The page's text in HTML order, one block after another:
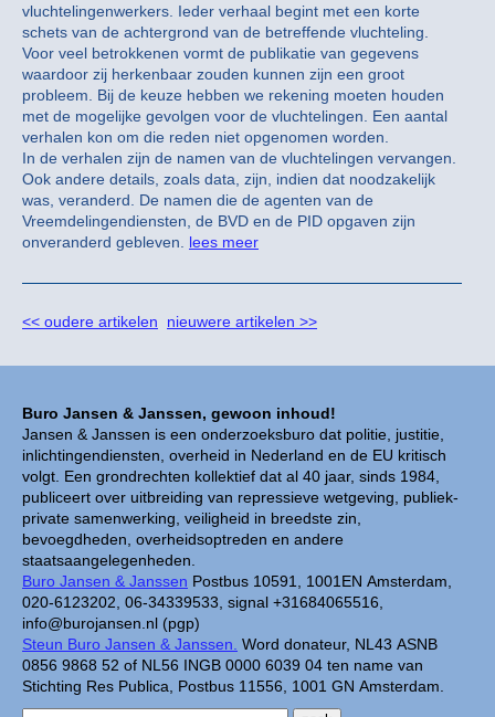
Buro Jansen & Janssen, gewoon inhoud!
Jansen & Janssen is een onderzoeksburo dat politie, justitie,
inlichtingendiensten, overheid in Nederland en de EU kritisch
volgt. Een grondrechten kollektief dat al 40 jaar, sinds 1984,
publiceert over uitbreiding van repressieve wetgeving, publiek-
private samenwerking, veiligheid in breedste zin,
bevoegdheden, overheidsoptreden en andere
staatsaangelegenheden.
Buro Jansen & Janssen Postbus 10591, 1001EN Amsterdam,
020-6123202, 06-34339533, signal +31684065516,
info@burojansen.nl (pgp)
Steun Buro Jansen & Janssen. Word donateur, NL43 ASNB
0856 9868 52 of NL56 INGB 0000 6039 04 ten name van
Stichting Res Publica, Postbus 11556, 1001 GN Amsterdam.
vluchtelingenwerkers. Ieder verhaal begint met een korte
schets van de achtergrond van de betreffende vluchteling.
Voor veel betrokkenen vormt de publikatie van gegevens
waardoor zij herkenbaar zouden kunnen zijn een groot
probleem. Bij de keuze hebben we rekening moeten houden
met de mogelijke gevolgen voor de vluchtelingen. Een aantal
verhalen kon om die reden niet opgenomen worden.
In de verhalen zijn de namen van de vluchtelingen vervangen.
Ook andere details, zoals data, zijn, indien dat noodzakelijk
was, veranderd. De namen die de agenten van de
Vreemdelingendiensten, de BVD en de PID opgaven zijn
onveranderd gebleven. lees meer
<< oudere artikelen nieuwere artikelen >>